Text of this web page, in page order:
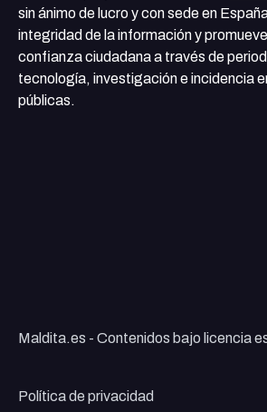
sin ánimo de lucro y con sede en
integridad de la información y
confianza ciudadana a través de
tecnología, investigación e incidencia
públicas.
Maldita.es - Contenidos bajo licencia
Política de privacidad